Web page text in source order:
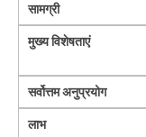
सामग्री
मुख्य विशेषताएं
सर्वोत्तम अनुप्रयोग
लाभ